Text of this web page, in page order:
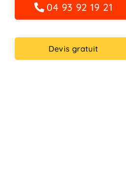
04 93 92 19 21
Devis gratuit